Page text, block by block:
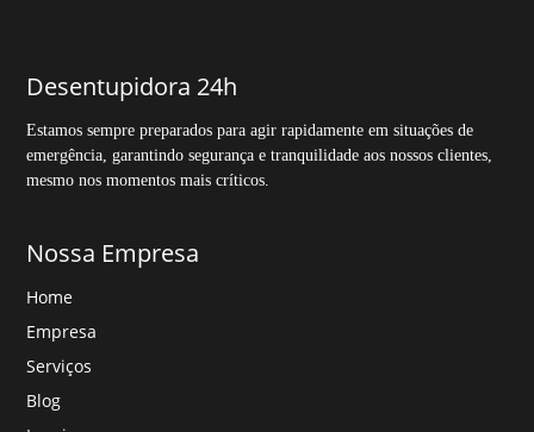
Desentupidora 24h
Estamos sempre preparados para agir rapidamente em situações de
emergência, garantindo segurança e tranquilidade aos nossos clientes,
mesmo nos momentos mais críticos.
Nossa Empresa
Home
Empresa
Serviços
Blog